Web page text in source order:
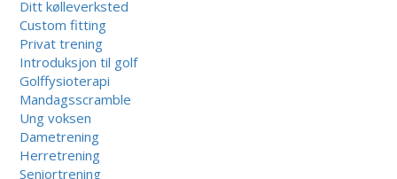
Ditt kølleverksted
Custom fitting
Privat trening
Introduksjon til golf
Golffysioterapi
Mandagsscramble
Ung voksen
Dametrening
Herretrening
Seniortrening